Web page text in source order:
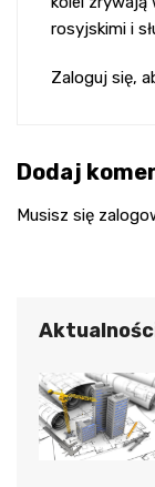
rosyjskimi i
Zaloguj się,
Dodaj
Musisz się